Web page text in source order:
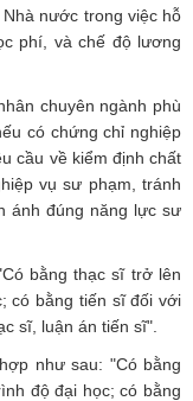
nước trong việc hỗ
phí, và chế độ lương
chuyên ngành phù
có chứng chỉ nghiệp
cầu về kiểm định chất
vụ sư phạm, tránh
ánh đúng năng lực sư
bằng thạc sĩ trở lên
có bằng tiến sĩ đối với
sĩ, luận án tiến sĩ".
như sau: "Có bằng
độ đại học; có bằng